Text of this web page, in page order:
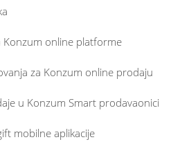
Konzum online platforme
za Konzum online prodaju
u Konzum Smart prodavaonici
mobilne aplikacije